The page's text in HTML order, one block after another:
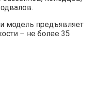
модель предъявляет
– не более 35